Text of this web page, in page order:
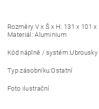
Rozměry V x Š x H: 131 x 101
Materiál: Aluminium
Kód náplně / systém:Ubrousky
Typ zásobníku:Ostatní
Foto ilustrační